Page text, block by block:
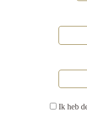
Ik heb